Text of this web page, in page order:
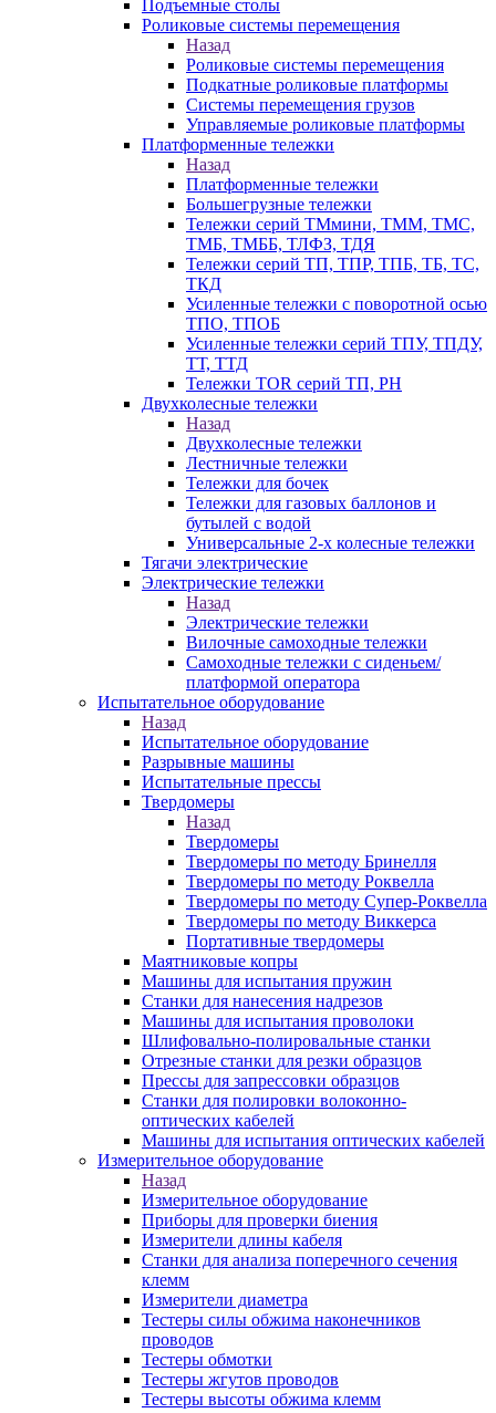
Подъемные столы
Роликовые системы перемещения
Назад
Роликовые системы перемещения
Подкатные роликовые платформы
Системы перемещения грузов
Управляемые роликовые платформы
Платформенные тележки
Назад
Платформенные тележки
Большегрузные тележки
Тележки серий ТМмини, ТММ, ТМС,
ТМБ, ТМББ, ТЛФЗ, ТДЯ
Тележки серий ТП, ТПР, ТПБ, ТБ, ТС,
ТКД
Усиленные тележки с поворотной осью
ТПО, ТПОБ
Усиленные тележки серий ТПУ, ТПДУ,
ТТ, ТТД
Тележки TOR серий ТП, PH
Двухколесные тележки
Назад
Двухколесные тележки
Лестничные тележки
Тележки для бочек
Тележки для газовых баллонов и
бутылей с водой
Универсальные 2-х колесные тележки
Тягачи электрические
Электрические тележки
Назад
Электрические тележки
Вилочные самоходные тележки
Самоходные тележки с сиденьем/
платформой оператора
Испытательное оборудование
Назад
Испытательное оборудование
Разрывные машины
Испытательные прессы
Твердомеры
Назад
Твердомеры
Твердомеры по методу Бринелля
Твердомеры по методу Роквелла
Твердомеры по методу Супер-Роквелла
Твердомеры по методу Виккерса
Портативные твердомеры
Маятниковые копры
Машины для испытания пружин
Станки для нанесения надрезов
Машины для испытания проволоки
Шлифовально-полировальные станки
Отрезные станки для резки образцов
Прессы для запрессовки образцов
Станки для полировки волоконно-
оптических кабелей
Машины для испытания оптических кабелей
Измерительное оборудование
Назад
Измерительное оборудование
Приборы для проверки биения
Измерители длины кабеля
Станки для анализа поперечного сечения
клемм
Измерители диаметра
Тестеры силы обжима наконечников
проводов
Тестеры обмотки
Тестеры жгутов проводов
Тестеры высоты обжима клемм